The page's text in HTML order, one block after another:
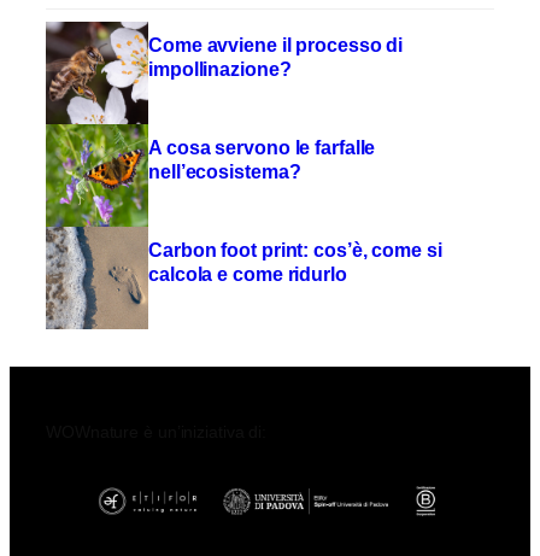
Come avviene il processo di
impollinazione?
A cosa servono le farfalle
nell’ecosistema?
Carbon foot print: cos’è, come si
calcola e come ridurlo